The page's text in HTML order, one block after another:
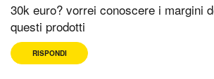
30k euro? vorrei conoscere i margini
questi prodotti
RISPONDI